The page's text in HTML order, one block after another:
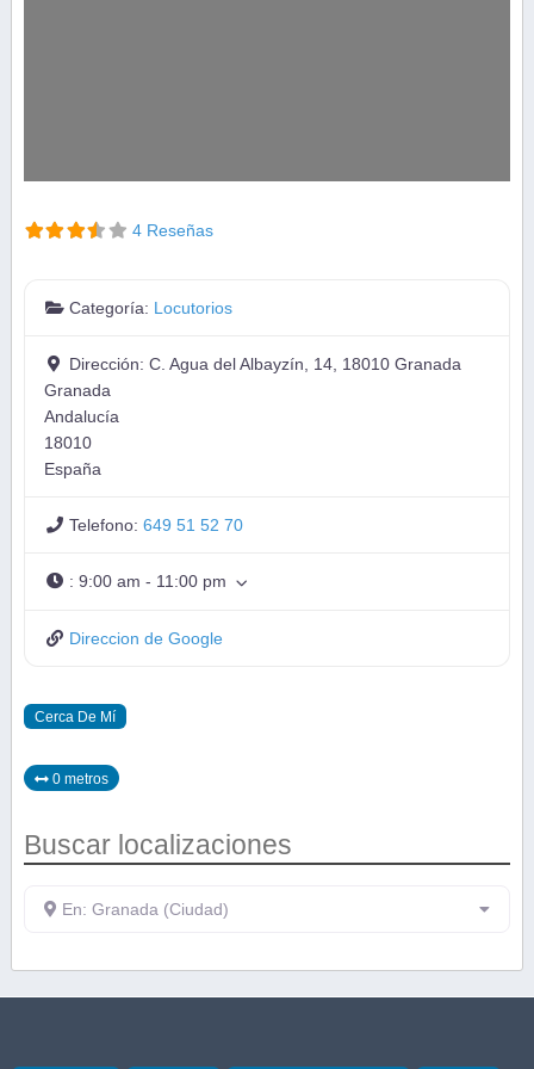
4 Reseñas
Categoría: Locutorios
Dirección:C. Agua del Albayzín, 14, 18010 Granada
Granada
Andalucía
18010
España
Telefono:649 51 52 70
:9:00 am - 11:00 pm
Direccion de Google
Cerca De Mí
0 metros
Buscar localizaciones
En: Granada (Ciudad)